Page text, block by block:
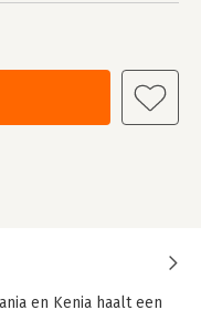
en Kenia haalt een